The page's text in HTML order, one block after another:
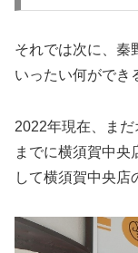
それでは次に、秦
いったい何ができ
2022年現在、ま
までに横須賀中央
して横須賀中央店